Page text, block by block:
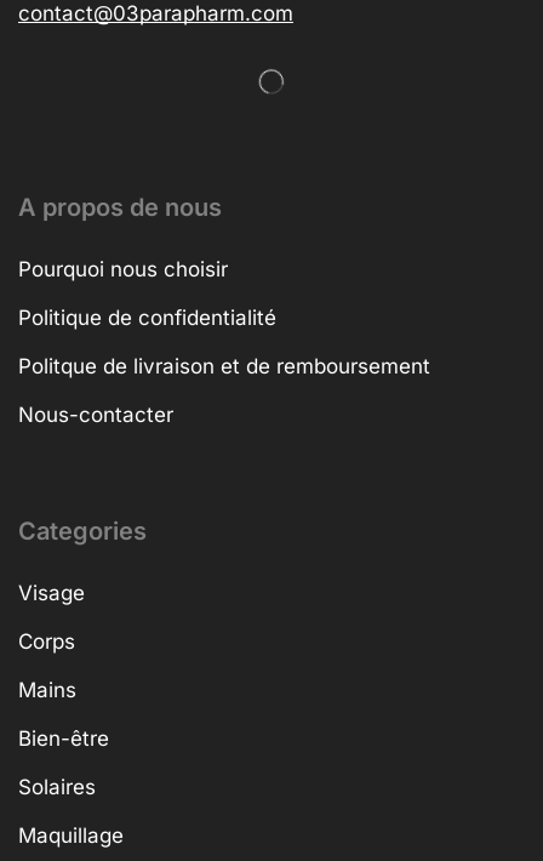
contact@03parapharm.com
A propos de nous
Pourquoi nous choisir
Politique de confidentialité
Politque de livraison et de remboursement
Nous-contacter
Categories
Visage
Corps
Mains
Bien-être
Solaires
Maquillage